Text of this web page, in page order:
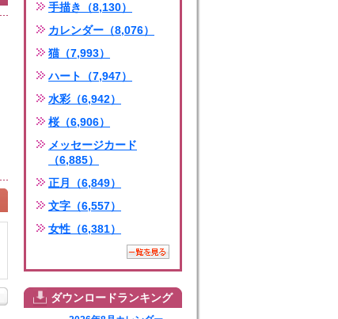
手描き（8,130）
カレンダー（8,076）
猫（7,993）
ハート（7,947）
水彩（6,942）
桜（6,906）
メッセージカード
（6,885）
正月（6,849）
文字（6,557）
女性（6,381）
ダウンロードランキング